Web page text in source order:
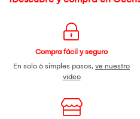
Compra fácil y seguro
En solo 6 simples pasos, ve nuestro
video